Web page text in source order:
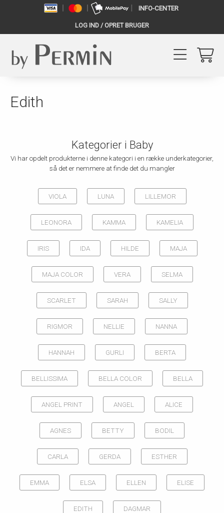
INFO-CENTER
LOG IND / OPRET BRUGER
Edith
Kategorier i Baby
Vi har opdelt produkterne i denne kategori i en række underkategorier,
så det er nemmere at finde det du mangler
VIOLA LUNA LILLEMOR
LEONORA KAMMA KAMELIA
IRIS IDA HILDE MAJA
MAJA COLOR VERA SELMA
SCARLET SARAH SALLY
RIGMOR NELLIE NANNA
HANNAH GURLI BERTA
BELLISSIMA BELLA COLOR BELLA
ANGEL PRINT ANGEL ALICE
AGNES BETTY BODIL
CARLA GERDA ESTHER
EMMA ELSA ELLEN ELISE
EDITH DAGMAR